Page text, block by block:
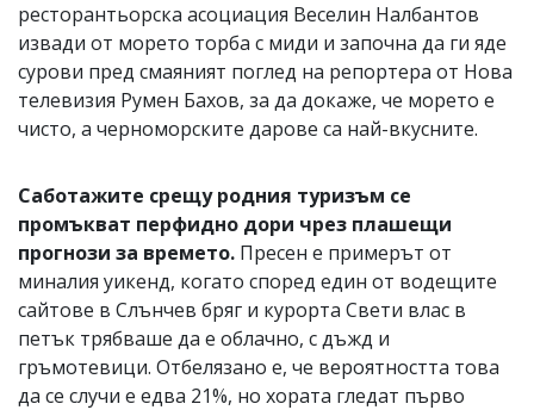
ресторантьорска асоциация Веселин Налбантов
извади от морето торба с миди и започна да ги яде
сурови пред смаяният поглед на репортера от Нова
телевизия Румен Бахов, за да докаже, че морето е
чисто, а черноморските дарове са най-вкусните.
Саботажите срещу родния туризъм се
промъкват перфидно дори чрез плашещи
прогнози за времето. Пресен е примерът от
миналия уикенд, когато според един от водещите
сайтове в Слънчев бряг и курорта Свети влас в
петък трябваше да е облачно, с дъжд и
гръмотевици. Отбелязано е, че вероятността това
да се случи е едва 21%, но хората гледат първо